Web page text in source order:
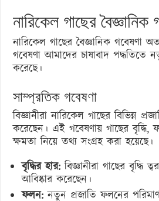
নারিকেল গাছের বৈজ্ঞানিক
নারিকেল গাছের বৈজ্ঞানিক গবেষণা
গবেষণা আমাদের চাষাবাদ পদ্ধতিতে
করেছে।
সাম্প্রতিক গবেষণা
বিজ্ঞানীরা নারিকেল গাছের বিভিন্ন
করেছেন। এই গবেষণায় গাছের
ক্ষমতা নিয়ে তথ্য সংগ্রহ করা হয়েছে।
বৃদ্ধির হার: বিজ্ঞানীরা গাছের বৃদ্ধি
আবিষ্কার করেছেন।
ফলন: নতুন প্রজাতি ফলনের